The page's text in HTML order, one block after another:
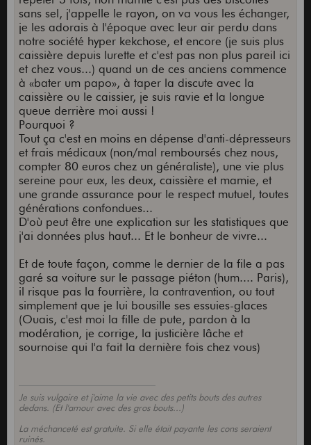
sans sel, j'appelle le rayon, on va vous les échanger,
je les adorais à l'époque avec leur air perdu dans
notre société hyper kekchose, et encore (je suis plus
caissière depuis lurette et c'est pas non plus pareil ici
et chez vous...) quand un de ces anciens commence
à «bater um papo», à taper la discute avec la
caissière ou le caissier, je suis ravie et la longue
queue derrière moi aussi !
Pourquoi ?
Tout ça c'est en moins en dépense d'anti-dépresseurs
et frais médicaux (non/mal remboursés chez nous,
compter 80 euros chez un généraliste), une vie plus
sereine pour eux, les deux, caissière et mamie, et
une grande assurance pour le respect mutuel, toutes
générations confondues...
D'où peut être une explication sur les statistiques que
j'ai données plus haut... Et le bonheur de vivre...
Et de toute façon, comme le dernier de la file a pas
garé sa voiture sur le passage piéton (hum.... Paris),
il risque pas la fourrière, la contravention, ou tout
simplement que je lui bousille ses essuies-glaces
(Ouais, c'est moi la fille de pute, pardon à la
modération, je corrige, la justicière lâche et
sournoise qui l'a fait la dernière fois chez vous)
Je suis vulgaire et j'aime la vie avec des petits bouts des autres
dedans. (Et l'amour avec des gros bouts...)
La méchanceté est gratuite. Si elle était payante les cons seraient
ruinés.